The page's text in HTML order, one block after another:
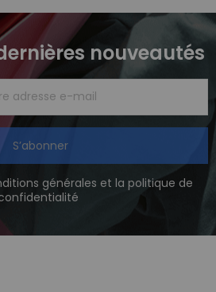
nouveautés
S’abonner
générales et la politique de